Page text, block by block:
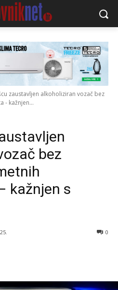
zaustavljen alkoholiziran vozač bez
- kažnjen...
bez
kažnjen s
0